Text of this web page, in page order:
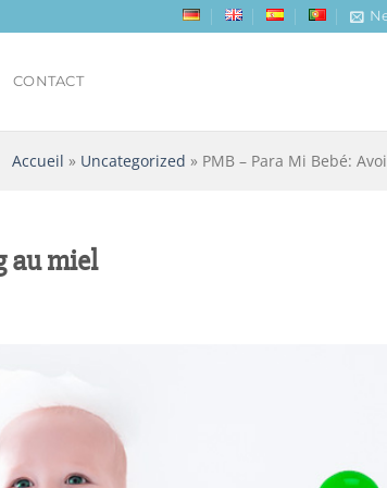
CONTACT
Accueil » Uncategorized » PMB – Para Mi Bebé:
au miel